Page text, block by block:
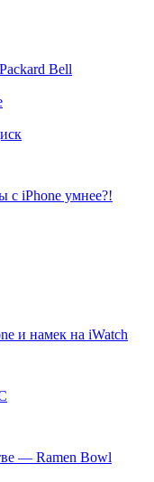
Bell
с iPhone умнее?!
и намек на iWatch
— Ramen Bowl